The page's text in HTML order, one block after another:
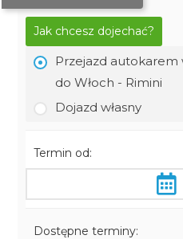
Jak chcesz dojechać?
Przejazd
do Włoch - Rimini
Dojazd własny
Termin od:
Dostępne terminy: